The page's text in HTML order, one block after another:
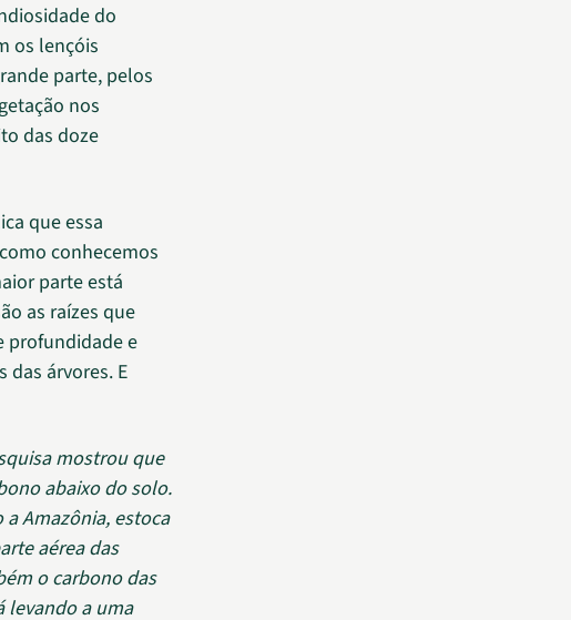
do
os lençóis
parte, pelos
nos
das doze
que essa
conhecemos
parte está
as raízes que
profundidade e
das árvores. E
mostrou que
abaixo do solo.
Amazônia, estoca
aérea das
o carbono das
levando a uma